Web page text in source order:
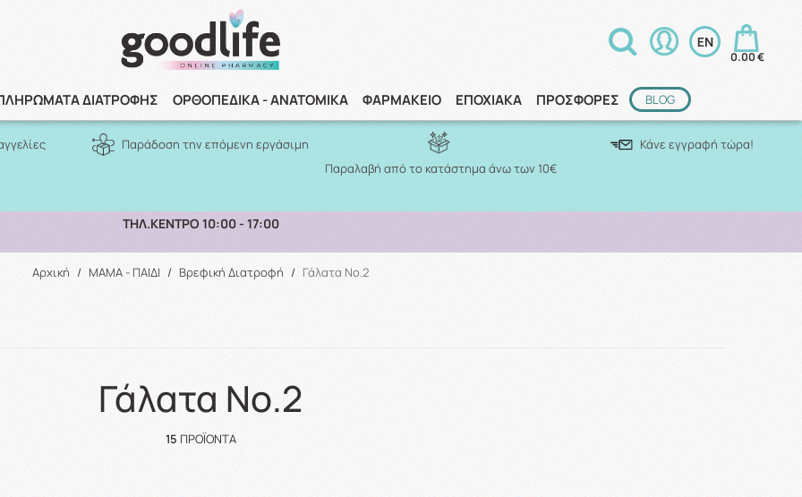
0.00 €
ΔΙΑΤΡΟΦΗΣ ΟΡΘΟΠΕΔΙΚΑ - ΑΝΑΤΟΜΙΚΑ ΦΑΡΜΑΚΕΙΟ ΕΠΟΧΙΑΚΑ ΠΡΟΣΦΟΡΕΣ BLOG
Αναζήτηση
Παράδοση την επόμενη εργάσιμη
Παραλαβή από το κατάστημα άνω των 10€
Κάνε εγγραφή τώρα!
ΠΑΡΑΛΑΒΗ ΑΠΟ ΤΟ ΚΑΤΑΣΤΗΜΑ ΑΝΩ ΤΩΝ 10€
Αρχική / ΜΑΜΑ - ΠΑΙΔΙ / Βρεφική Διατροφή / Γάλατα Νο.2
Γάλατα Νο.2
15 ΠΡΟΪΌΝΤΑ